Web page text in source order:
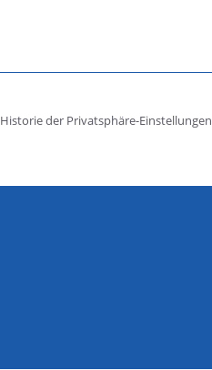
Historie der Privatsphäre-Einstellungen